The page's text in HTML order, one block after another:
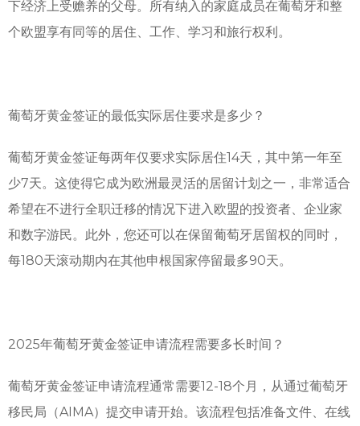
下经济上受赡养的父母。所有纳入的家庭成员在葡萄牙和整
个欧盟享有同等的居住、工作、学习和旅行权利。
葡萄牙黄金签证的最低实际居住要求是多少？
葡萄牙黄金签证每两年仅要求实际居住14天，其中第一年至
少7天。这使得它成为欧洲最灵活的居留计划之一，非常适合
希望在不进行全职迁移的情况下进入欧盟的投资者、企业家
和数字游民。此外，您还可以在保留葡萄牙居留权的同时，
每180天滚动期内在其他申根国家停留最多90天。
2025年葡萄牙黄金签证申请流程需要多长时间？
葡萄牙黄金签证申请流程通常需要12-18个月，从通过葡萄牙
移民局（AIMA）提交申请开始。该流程包括准备文件、在线